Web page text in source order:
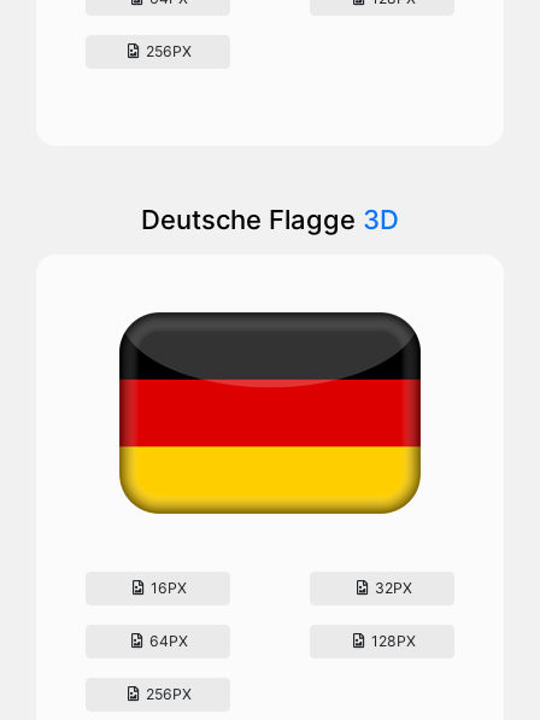
256PX
Deutsche Flagge 3D
16PX 32PX
64PX 128PX
256PX